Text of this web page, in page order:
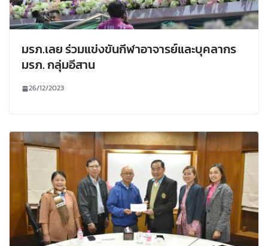
มรภ.เลย ร่วมแข่งขันกีฬาอาจารย์และบุคลากร
มรภ. กลุ่มอีสาน
26/12/2023